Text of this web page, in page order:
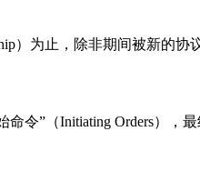
）为止，除非期间被新的协
令”（Initiating Orders），